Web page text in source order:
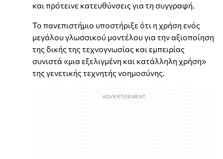
και πρότεινε κατευθύνσεις για τη συγγραφή.
Το πανεπιστήμιο υποστήριξε ότι η χρήση ενός
μεγάλου γλωσσικού μοντέλου για την αξιοποίηση
της δικής της τεχνογνωσίας και εμπειρίας
συνιστά «μια εξελιγμένη και κατάλληλη χρήση»
της γενετικής τεχνητής νοημοσύνης.